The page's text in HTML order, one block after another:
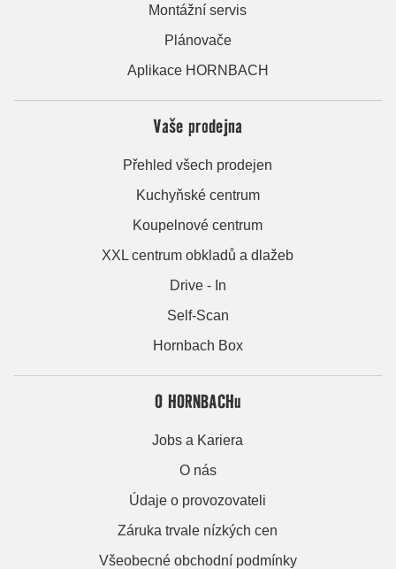
Montážní servis
Plánovače
Aplikace HORNBACH
Vaše prodejna
Přehled všech prodejen
Kuchyňské centrum
Koupelnové centrum
XXL centrum obkladů a dlažeb
Drive - In
Self-Scan
Hornbach Box
O HORNBACHu
Jobs a Kariera
O nás
Údaje o provozovateli
Záruka trvale nízkých cen
Všeobecné obchodní podmínky